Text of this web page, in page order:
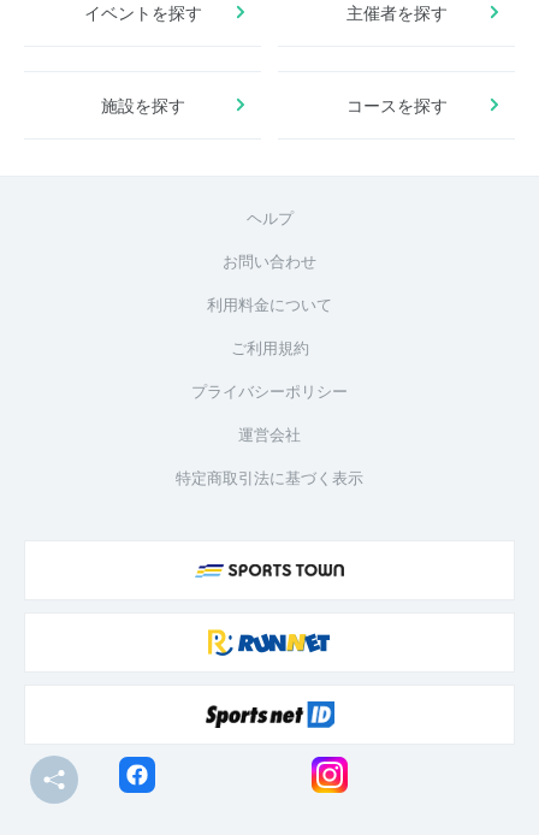
イベントを探す 主催者を探す
施設を探す コースを探す
ヘルプ
お問い合わせ
利用料金について
ご利用規約
プライバシーポリシー
運営会社
特定商取引法に基づく表示